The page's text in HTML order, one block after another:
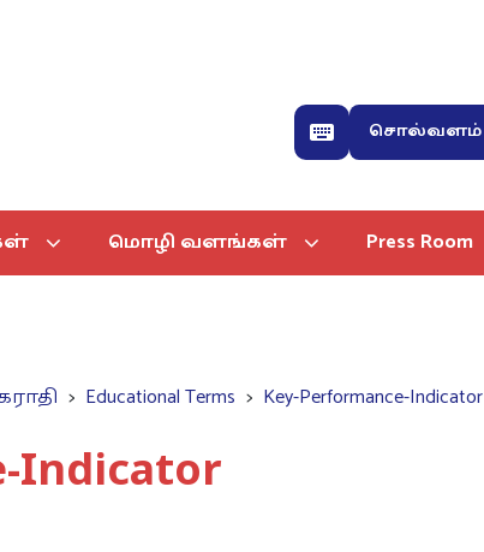
சொல்வளம்
மொழி வளங்கள் Press Room
Educational Terms Key-Performance-Indicator
Indicator